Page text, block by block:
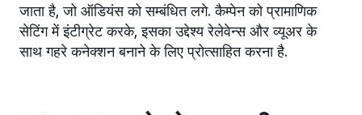
जाता है, जो ऑडियंस को सम्बंधित लगे. कैम्पेन को प्रामाणिक
सेटिंग में इंटीग्रेट करके, इसका उद्देश्य रेलेवेन्स और व्यूअर के
साथ गहरे कनेक्शन बनाने के लिए प्रोत्साहित करना है.